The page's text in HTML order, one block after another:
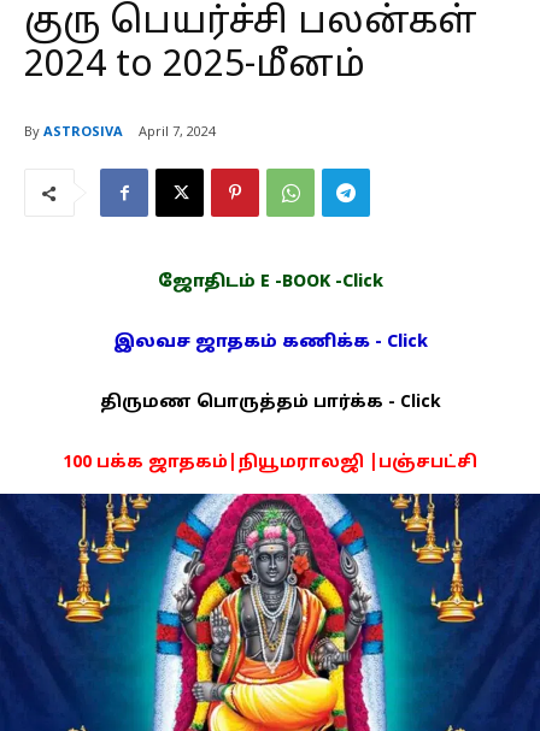
குரு பெயர்ச்சி பலன்கள்
2024 to 2025-மீனம்
By ASTROSIVA April 7, 2024
ஜோதிடம் E -BOOK -Click
இலவச ஜாதகம் கணிக்க - Click
திருமண பொருத்தம் பார்க்க - Click
100 பக்க ஜாதகம்|நியூமராலஜி |பஞ்சபட்சி
PDF -72மட்டும் -Click